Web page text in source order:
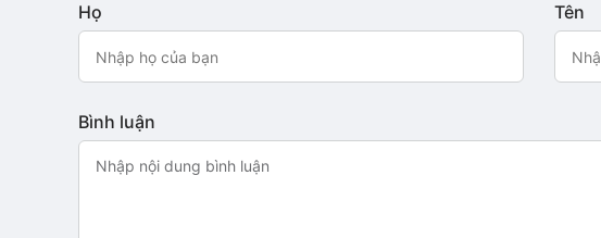
Họ Tên
Bình luận